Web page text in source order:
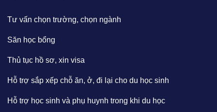
Tư vấn chọn trường, chọn ngành
Săn học bổng
Thủ tục hồ sơ, xin visa
Hỗ trợ sắp xếp chỗ ăn, ở, đi lại cho du học sinh
Hỗ trợ học sinh và phụ huynh trong khi du học